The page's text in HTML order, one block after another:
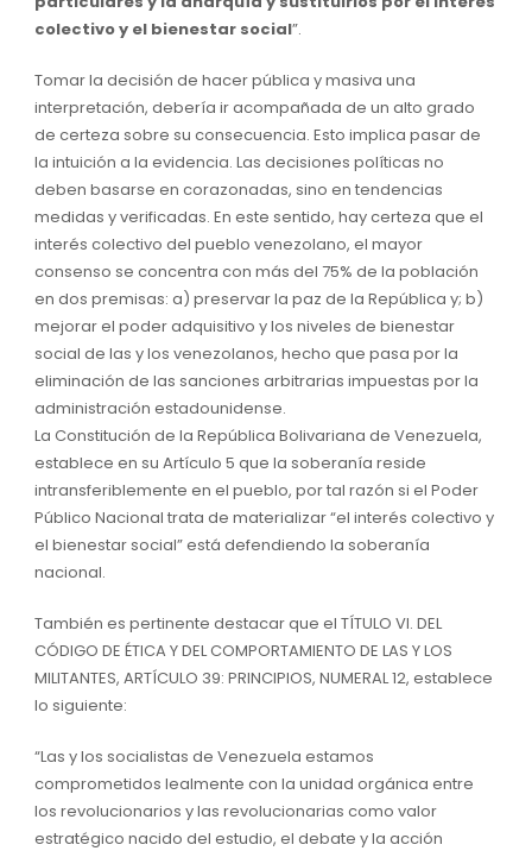
colectivo y el bienestar social”.
Tomar la decisión de hacer pública y masiva una
interpretación, debería ir acompañada de un alto grado
de certeza sobre su consecuencia. Esto implica pasar de
la intuición a la evidencia. Las decisiones políticas no
deben basarse en corazonadas, sino en tendencias
medidas y verificadas. En este sentido, hay certeza que el
interés colectivo del pueblo venezolano, el mayor
consenso se concentra con más del 75% de la población
en dos premisas: a) preservar la paz de la República y; b)
mejorar el poder adquisitivo y los niveles de bienestar
social de las y los venezolanos, hecho que pasa por la
eliminación de las sanciones arbitrarias impuestas por la
administración estadounidense.
La Constitución de la República Bolivariana de Venezuela,
establece en su Artículo 5 que la soberanía reside
intransferiblemente en el pueblo, por tal razón si el Poder
Público Nacional trata de materializar “el interés colectivo y
el bienestar social” está defendiendo la soberanía
nacional.
También es pertinente destacar que el TÍTULO VI. DEL
CÓDIGO DE ÉTICA Y DEL COMPORTAMIENTO DE LAS Y LOS
MILITANTES, ARTÍCULO 39: PRINCIPIOS, NUMERAL 12, establece
lo siguiente:
“Las y los socialistas de Venezuela estamos
comprometidos lealmente con la unidad orgánica entre
los revolucionarios y las revolucionarias como valor
estratégico nacido del estudio, el debate y la acción